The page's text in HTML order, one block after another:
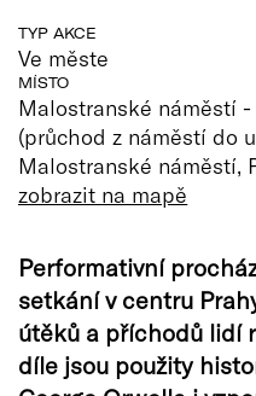
TYP AKCE
Ve měste
MÍSTO
Malostranské náměstí
(průchod z náměstí do
Malostranské náměstí,
zobrazit na mapě
Performativní
setkání v centru
útěků a příchodů lidí
díle jsou použity